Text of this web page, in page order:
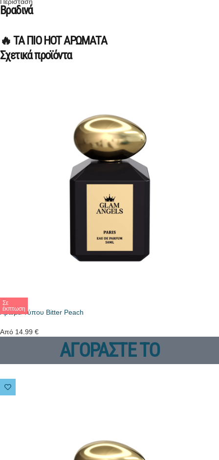
Περίσταση
Βραδινά
🔥 ΤΑ ΠΙΟ HOT ΑΡΩΜΑΤΑ
Σχετικά προϊόντα
Σε
έκπτωση
Άρωμα Τύπου Bitter Peach
Από 14.99 €
ΑΓΟΡΑΣΤΕ ΤΟ